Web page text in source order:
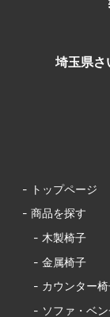
埼玉県さ
- トップページ
- 商品を探す
- 木製椅子
- 金属椅子
- カウンター椅
- ソファ・ベン